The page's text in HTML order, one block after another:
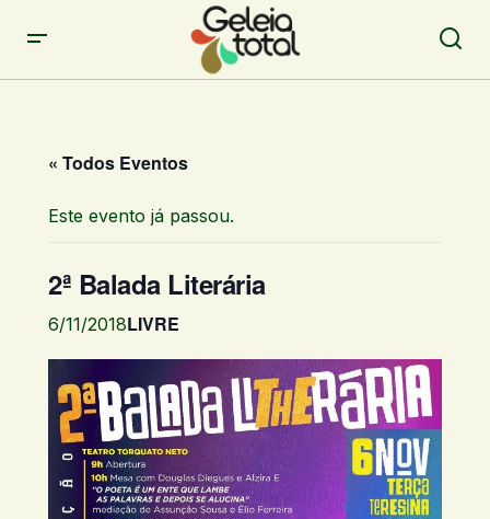
« Todos Eventos
Este evento já passou.
2ª Balada Literária
6/11/2018LIVRE